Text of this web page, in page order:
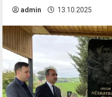
admin 13.10.2025